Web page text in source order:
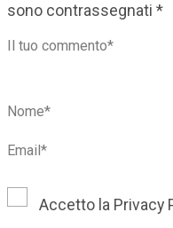
sono contrassegnati*
Accetto la Privacy